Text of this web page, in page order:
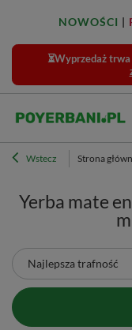
NOWOŚCI |
⏳Wyprzedaż
Wstecz Strona
Yerba mate
Zmień sortowanie
Najlepsza trafność